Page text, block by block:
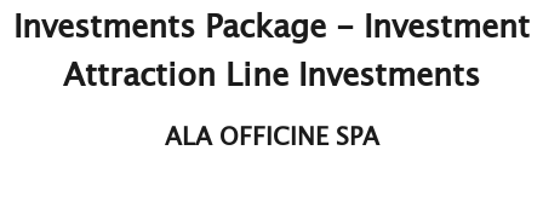
Investments Package - Investment
Attraction Line Investments
ALA OFFICINE SPA